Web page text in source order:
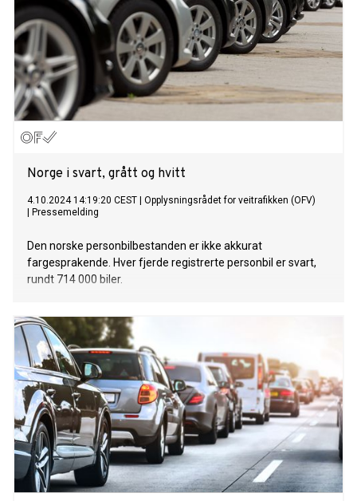
Norge i svart, grått og hvitt
4.10.2024 14:19:20 CEST
Opplysningsrådet for veitrafikken (OFV)
Pressemelding
Den norske personbilbestanden er ikke akkurat
fargesprakende. Hver fjerde registrerte personbil er svart,
rundt 714 000 biler.